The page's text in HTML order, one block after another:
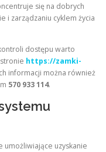
się na dobrych
i zarządzaniu cyklem życia
dostępu warto
https://zamki-
informacji można również
570 933 114.
umożliwiające uzyskanie